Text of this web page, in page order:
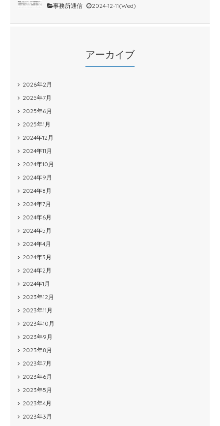
事務所通信 2024-12-11(Wed)
アーカイブ
2026年2月
2025年7月
2025年6月
2025年1月
2024年12月
2024年11月
2024年10月
2024年9月
2024年8月
2024年7月
2024年6月
2024年5月
2024年4月
2024年3月
2024年2月
2024年1月
2023年12月
2023年11月
2023年10月
2023年9月
2023年8月
2023年7月
2023年6月
2023年5月
2023年4月
2023年3月